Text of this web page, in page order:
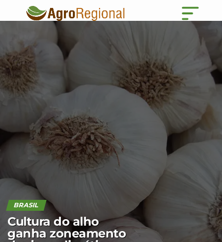
BRASIL
Cultura do alho
ganha zoneamento